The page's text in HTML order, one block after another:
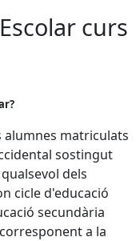
curs
alumnes matriculats
sostingut
dels
cicle d'educació
secundària
a la